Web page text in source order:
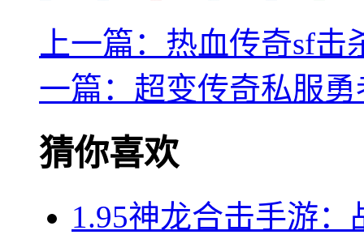
上一篇：热血传奇sf
一篇：超变传奇私服
猜你喜欢
1.95神龙合击手游